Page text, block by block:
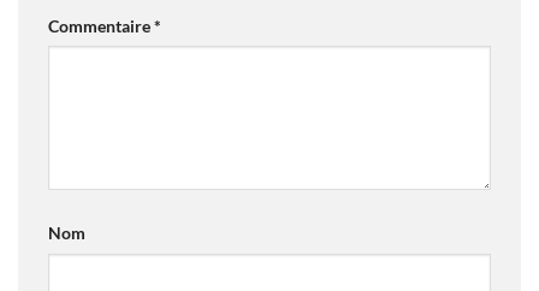
Commentaire*
Nom